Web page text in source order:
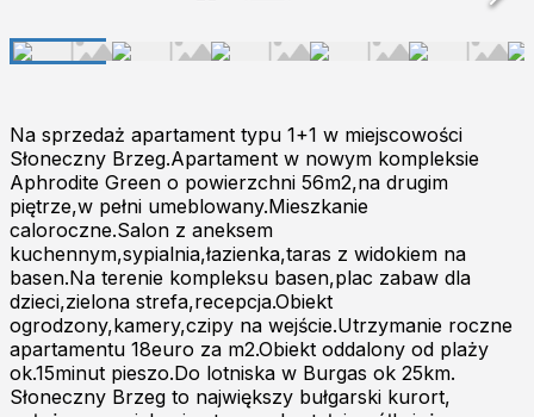
Na sprzedaż apartament typu 1+1 w miejscowości
Słoneczny Brzeg.Apartament w nowym kompleksie
Aphrodite Green o powierzchni 56m2,na drugim
piętrze,w pełni umeblowany.Mieszkanie
caloroczne.Salon z aneksem
kuchennym,sypialnia,łazienka,taras z widokiem na
basen.Na terenie kompleksu basen,plac zabaw dla
dzieci,zielona strefa,recepcja.Obiekt
ogrodzony,kamery,czipy na wejście.Utrzymanie roczne
apartamentu 18euro za m2.Obiekt oddalony od plaży
ok.15minut pieszo.Do lotniska w Burgas ok 25km.
Słoneczny Brzeg to największy bułgarski kurort,